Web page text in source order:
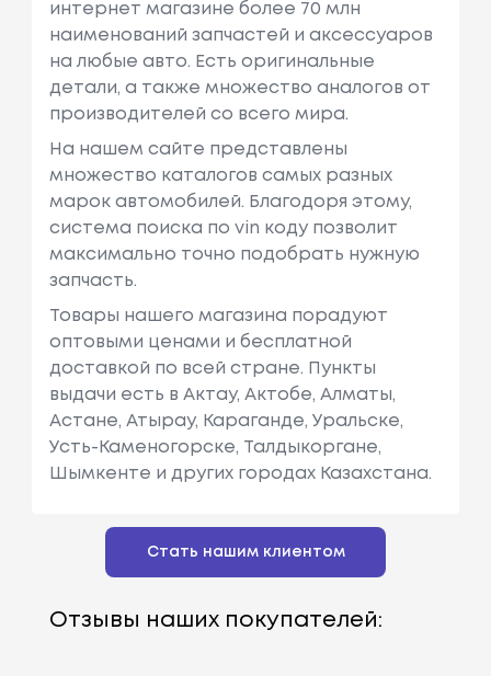
интернет магазине более 70 млн
наименований запчастей и аксессуаров
на любые авто. Есть оригинальные
детали, а также множество аналогов от
производителей со всего мира.
На нашем сайте представлены
множество каталогов самых разных
марок автомобилей. Благодоря этому,
система поиска по vin коду позволит
максимально точно подобрать нужную
запчасть.
Товары нашего магазина порадуют
оптовыми ценами и бесплатной
доставкой по всей стране. Пункты
выдачи есть в Актау, Актобе, Алматы,
Астане, Атырау, Караганде, Уральске,
Усть-Каменогорске, Талдыкоргане,
Шымкенте и других городах Казахстана.
Стать нашим клиентом
Отзывы наших покупателей: